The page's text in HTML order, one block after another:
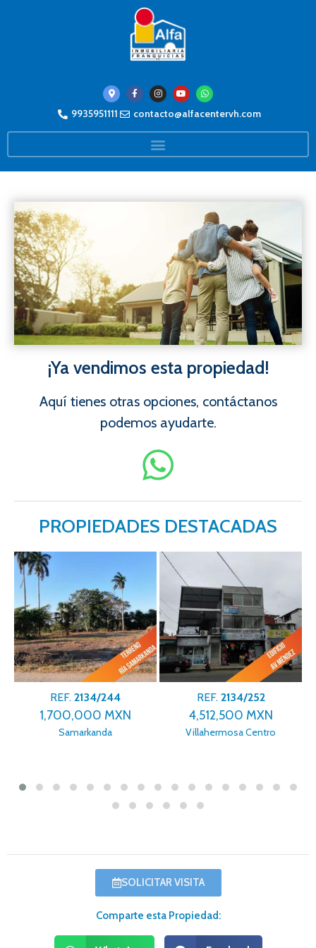
9935951111 contacto@alfacentervh.com
¡Ya vendimos esta propiedad!
Aquí tienes otras opciones, contáctanos
podemos ayudarte.
PROPIEDADES DESTACADAS
REF. 2134/244
1,700,000 MXN
Samarkanda
REF. 2134/252
4,512,500 MXN
Villahermosa Centro
SOLICITAR VISITA
Comparte esta Propiedad: